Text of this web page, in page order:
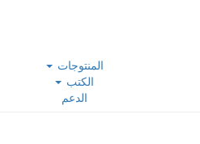
المنتوجات
الكتب
الدعم